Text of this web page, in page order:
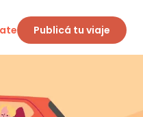
Publicá tu viaje